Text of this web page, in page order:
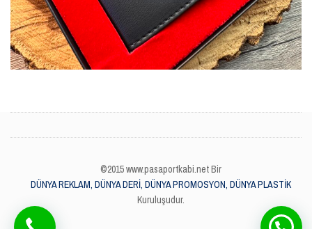
©2015 www.pasaportkabi.net Bir
DÜNYA REKLAM, DÜNYA DERİ, DÜNYA PROMOSYON, DÜNYA PLASTİK
Kuruluşudur.